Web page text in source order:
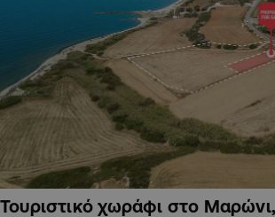
Τουριστικό χωράφι στο